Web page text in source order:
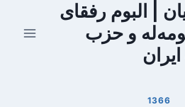
| البوم رفقای
و حزب
1366